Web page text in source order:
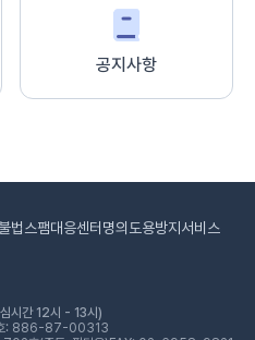
공지사항
불법스팸대응센터 명의도용방지서비스
시간 12시 - 13시)
호: 886-87-00313